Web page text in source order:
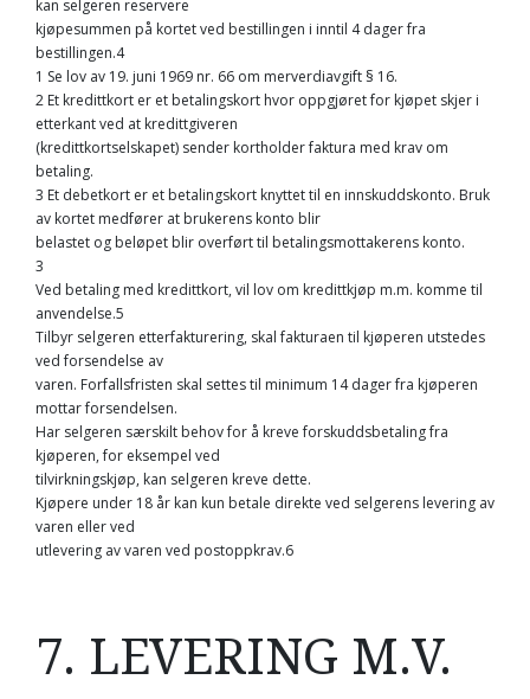
kan selgeren reservere
kjøpesummen på kortet ved bestillingen i inntil 4 dager fra
bestillingen.4
1 Se lov av 19. juni 1969 nr. 66 om merverdiavgift § 16.
2 Et kredittkort er et betalingskort hvor oppgjøret for kjøpet skjer i
etterkant ved at kredittgiveren
(kredittkortselskapet) sender kortholder faktura med krav om
betaling.
3 Et debetkort er et betalingskort knyttet til en innskuddskonto. Bruk
av kortet medfører at brukerens konto blir
belastet og beløpet blir overført til betalingsmottakerens konto.
3
Ved betaling med kredittkort, vil lov om kredittkjøp m.m. komme til
anvendelse.5
Tilbyr selgeren etterfakturering, skal fakturaen til kjøperen utstedes
ved forsendelse av
varen. Forfallsfristen skal settes til minimum 14 dager fra kjøperen
mottar forsendelsen.
Har selgeren særskilt behov for å kreve forskuddsbetaling fra
kjøperen, for eksempel ved
tilvirkningskjøp, kan selgeren kreve dette.
Kjøpere under 18 år kan kun betale direkte ved selgerens levering av
varen eller ved
utlevering av varen ved postoppkrav.6
7. LEVERING M.V.